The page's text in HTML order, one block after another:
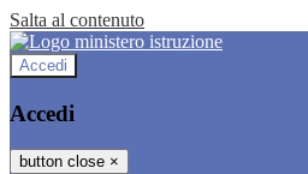
Salta al contenuto
Accedi
Accedi
button close ×